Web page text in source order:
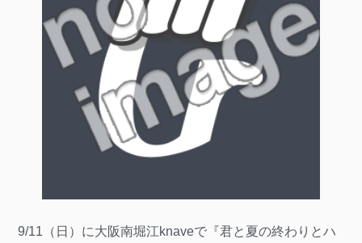
9/11（日）に大阪南堀江knaveで『君と夏の終わりとハ